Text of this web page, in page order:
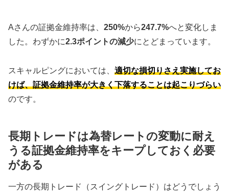
Aさんの証拠金維持率は、 250%から247.7%へと変化しま
した。わずかに2.3ポイントの減少にとどまっています。
スキャルピングにおいては、 適切な損切りさえ実施してお
けば、証拠金維持率が大きく下落することは起こりづらい
のです。
長期トレードは為替レートの変動に耐え
うる証拠金維持率をキープしておく必要
がある
一方の長期トレード（スイングトレード）はどうでしょう